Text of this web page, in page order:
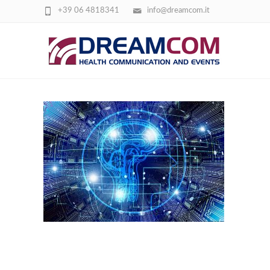
info@dreamcom.it
+39 06 4818341
ARTIFICIAL-INTELLIGENCE-